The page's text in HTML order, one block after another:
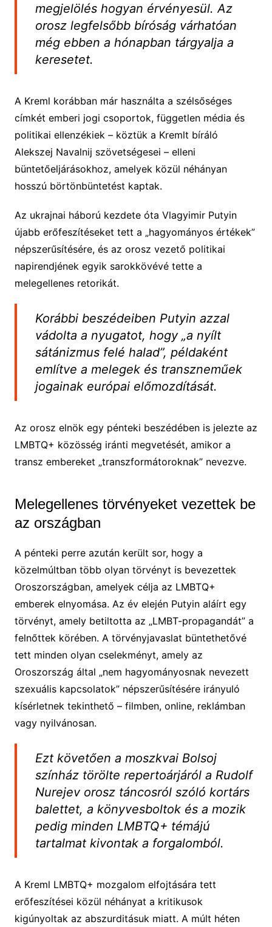
megjelölés hogyan érvényesül. Az
orosz legfelsőbb bíróság várhatóan
még ebben a hónapban tárgyalja a
keresetet.
A Kreml korábban már használta a szélsőséges
címkét emberi jogi csoportok, független média és
politikai ellenzékiek – köztük a Kremlt bíráló
Alekszej Navalnij szövetségesei – elleni
büntetőeljárásokhoz, amelyek közül néhányan
hosszú börtönbüntetést kaptak.
Az ukrajnai háború kezdete óta Vlagyimir Putyin
újabb erőfeszítéseket tett a „hagyományos értékek”
népszerűsítésére, és az orosz vezető politikai
napirendjének egyik sarokkövévé tette a
melegellenes retorikát.
Korábbi beszédeiben Putyin azzal
vádolta a nyugatot, hogy „a nyílt
sátánizmus felé halad”, példaként
említve a melegek és transzneműek
jogainak európai előmozdítását.
Az orosz elnök egy pénteki beszédében is jelezte az
LMBTQ+ közösség iránti megvetését, amikor a
transz embereket „transzformátoroknak” nevezve.
Melegellenes törvényeket vezettek be
az országban
A pénteki perre azután került sor, hogy a
közelmúltban több olyan törvényt is bevezettek
Oroszországban, amelyek célja az LMBTQ+
emberek elnyomása. Az év elején Putyin aláírt egy
törvényt, amely betiltotta az „LMBT-propagandát” a
felnőttek körében. A törvényjavaslat büntethetővé
tett minden olyan cselekményt, amely az
Oroszország által „nem hagyományosnak nevezett
szexuális kapcsolatok” népszerűsítésére irányuló
kísérletnek tekinthető – filmben, online, reklámban
vagy nyilvánosan.
Ezt követően a moszkvai Bolsoj
színház törölte repertoárjáról a Rudolf
Nurejev orosz táncosról szóló kortárs
balettet, a könyvesboltok és a mozik
pedig minden LMBTQ+ témájú
tartalmat kivontak a forgalomból.
A Kreml LMBTQ+ mozgalom elfojtására tett
erőfeszítései közül néhányat a kritikusok
kigúnyoltak az abszurditásuk miatt. A múlt héten